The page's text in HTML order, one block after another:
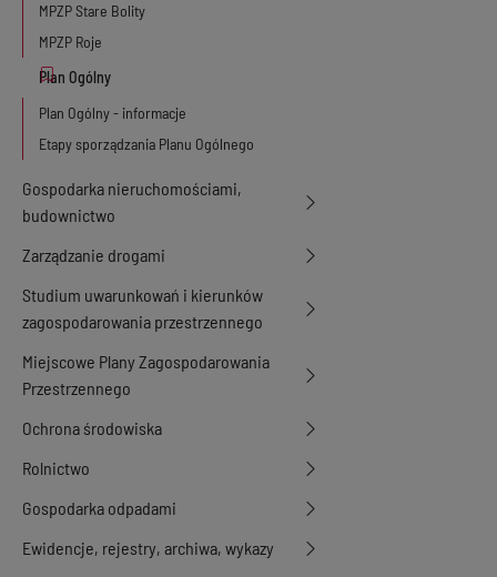
MPZP Stare Bolity
MPZP Roje
Plan Ogólny - informacje
Etapy sporządzania Planu Ogólnego
Gospodarka nieruchomościami,
budownictwo
Zarządzanie drogami
Studium uwarunkowań i kierunków
zagospodarowania przestrzennego
Miejscowe Plany Zagospodarowania
Przestrzennego
Ochrona środowiska
Rolnictwo
Gospodarka odpadami
Ewidencje, rejestry, archiwa, wykazy